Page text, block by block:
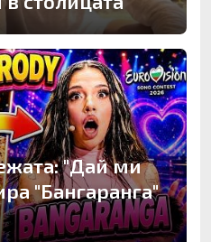
"Дай ми
"Бангаранга"